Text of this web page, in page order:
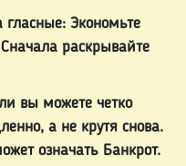
гласные: Экономьте
раскрывайте
вы можете четко
а не крутя снова.
означать Банкрот.